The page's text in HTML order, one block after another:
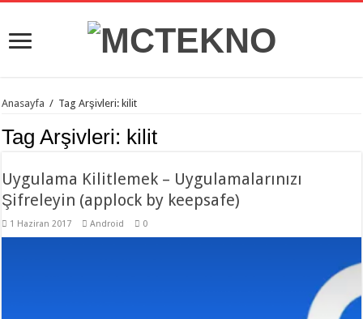
Anasayfa / Tag Arşivleri: kilit
Tag Arşivleri: kilit
Uygulama Kilitlemek – Uygulamalarınızı
Şifreleyin (applock by keepsafe)
1 Haziran 2017 Android 0